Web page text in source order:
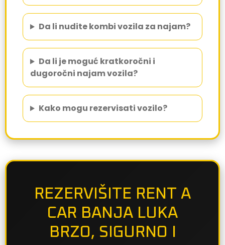
Da li nudite kombi vozila za najam?
Da li je moguć kratkoročni i
dugoročni najam vozila?
Kako mogu rezervisati vozilo?
REZERVIŠITE RENT A
CAR BANJA LUKA
BRZO, SIGURNO I